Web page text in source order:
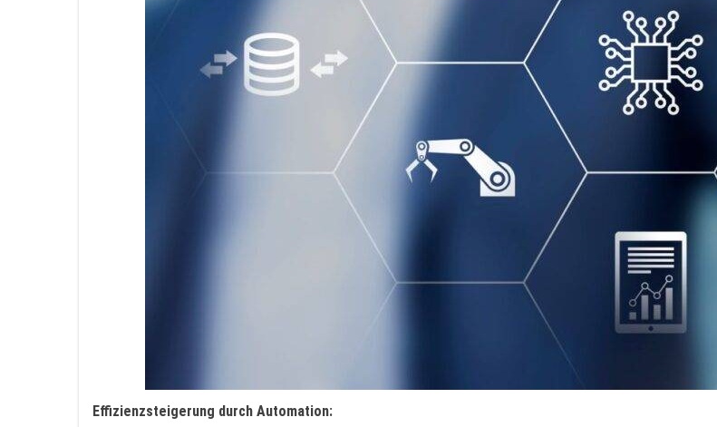
Effizienzsteigerung durch Automation: